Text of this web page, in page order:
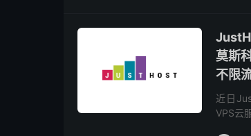
莫斯
不限
近日
VPS云